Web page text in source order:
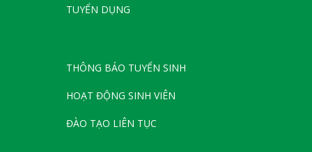
TUYỂN DỤNG
THÔNG BÁO TUYỂN SINH
HOẠT ĐỘNG SINH VIÊN
ĐÀO TẠO LIÊN TỤC